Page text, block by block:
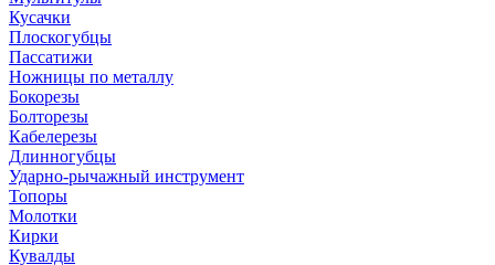
Кусачки
Плоскогубцы
Пассатижи
Ножницы по металлу
Бокорезы
Болторезы
Кабелерезы
Длинногубцы
Ударно-рычажный инструмент
Топоры
Молотки
Кирки
Кувалды